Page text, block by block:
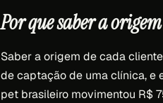
Por que saber a
Saber a origem de cada
de captação de uma clínica, e
pet brasileiro movimentou R$